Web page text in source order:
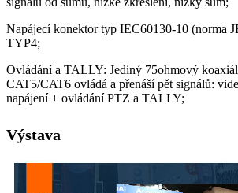
Napájecí konektor typ IEC60130-10 (norma
TYP4;
Ovládání a TALLY: Jediný 75ohmový
CAT5/CAT6 ovládá a přenáší pět signálů:
napájení + ovládání PTZ a TALLY;
Výstava